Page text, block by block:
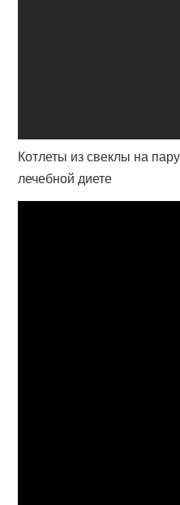
Котлеты из свеклы на
лечебной диете